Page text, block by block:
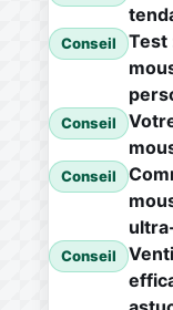
Conseil
Test
Conseil
Conseil
Conseil